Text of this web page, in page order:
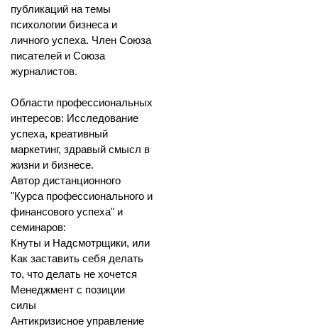
публикаций на темы
психологии бизнеса и
личного успеха. Член Союза
писателей и Союза
журналистов.
Области профессиональных
интересов: Исследование
успеха, креативный
маркетинг, здравый смысл в
жизни и бизнесе.
Автор дистанционного
"Курса профессионального и
финансового успеха" и
семинаров:
Кнуты и Надсмотрщики, или
Как заставить себя делать
то, что делать не хочется
Менеджмент с позиции
силы
Антикризисное управление